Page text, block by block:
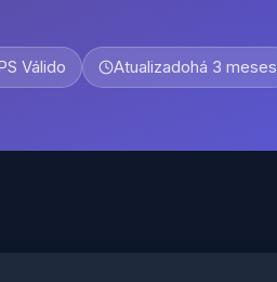
Válido Atualizadohá 3 meses